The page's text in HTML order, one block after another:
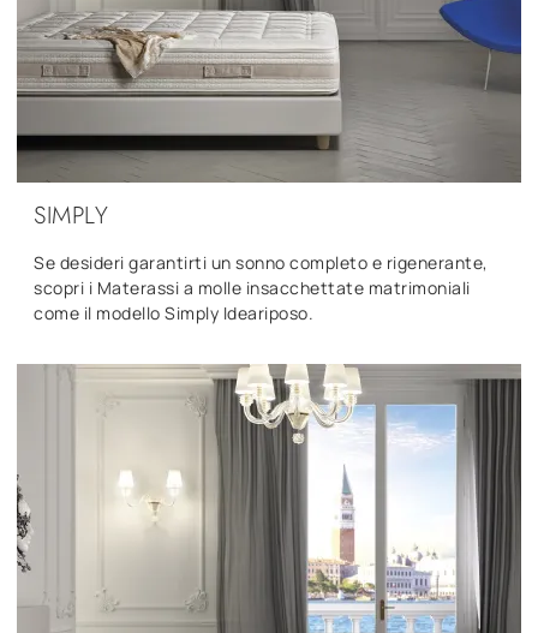
SIMPLY
Se desideri garantirti un sonno completo e rigenerante,
scopri i Materassi a molle insacchettate matrimoniali
come il modello Simply Ideariposo.